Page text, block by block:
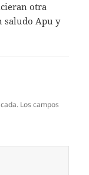
otra
saludo Apu y
Los campos